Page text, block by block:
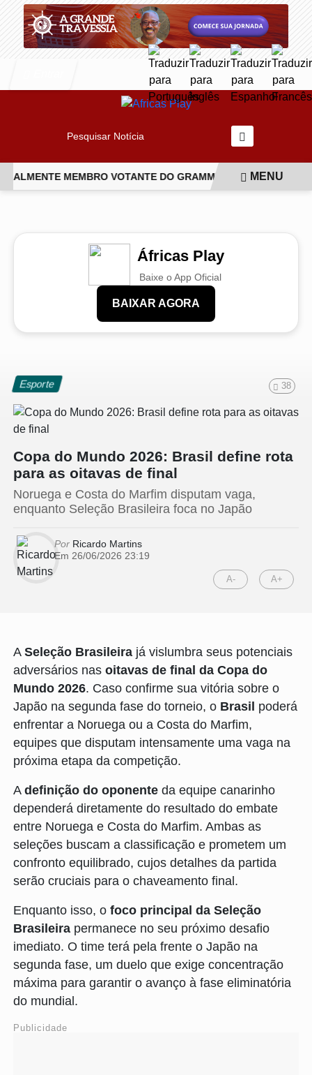
Pesquisar Notícia
MEMBRO VOTANTE DO GRAMMY CONHEÇA O
MENU
Áfricas Play
Baixe o App Oficial
BAIXAR AGORA
Esporte 38
Copa do Mundo 2026: Brasil define rota
para as oitavas de final
Noruega e Costa do Marfim disputam vaga,
enquanto Seleção Brasileira foca no Japão
Por Ricardo Martins
Em 26/06/2026 23:19
A- A+
A Seleção Brasileira já vislumbra seus potenciais
adversários nas oitavas de final da Copa do
Mundo 2026. Caso confirme sua vitória sobre o
Japão na segunda fase do torneio, o Brasil poderá
enfrentar a Noruega ou a Costa do Marfim,
equipes que disputam intensamente uma vaga na
próxima etapa da competição.
A definição do oponente da equipe canarinho
dependerá diretamente do resultado do embate
entre Noruega e Costa do Marfim. Ambas as
seleções buscam a classificação e prometem um
confronto equilibrado, cujos detalhes da partida
serão cruciais para o chaveamento final.
Enquanto isso, o foco principal da Seleção
Brasileira permanece no seu próximo desafio
imediato. O time terá pela frente o Japão na
segunda fase, um duelo que exige concentração
máxima para garantir o avanço à fase eliminatória
do mundial.
Publicidade